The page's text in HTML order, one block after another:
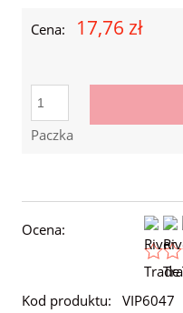
Cena: 17,76 zł
Paczka
Ocena:
Kod produktu:
VIP6047